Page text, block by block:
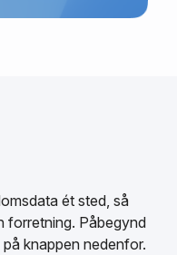
ét sted, så
forretning. Påbegynd
knappen nedenfor.